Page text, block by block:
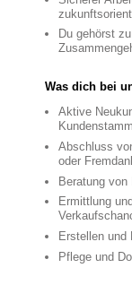
Du gehörst
Was dich bei
Aktive
Abschluss
oder
Beratung von
Ermittlung
Erstellen und
Pflege und